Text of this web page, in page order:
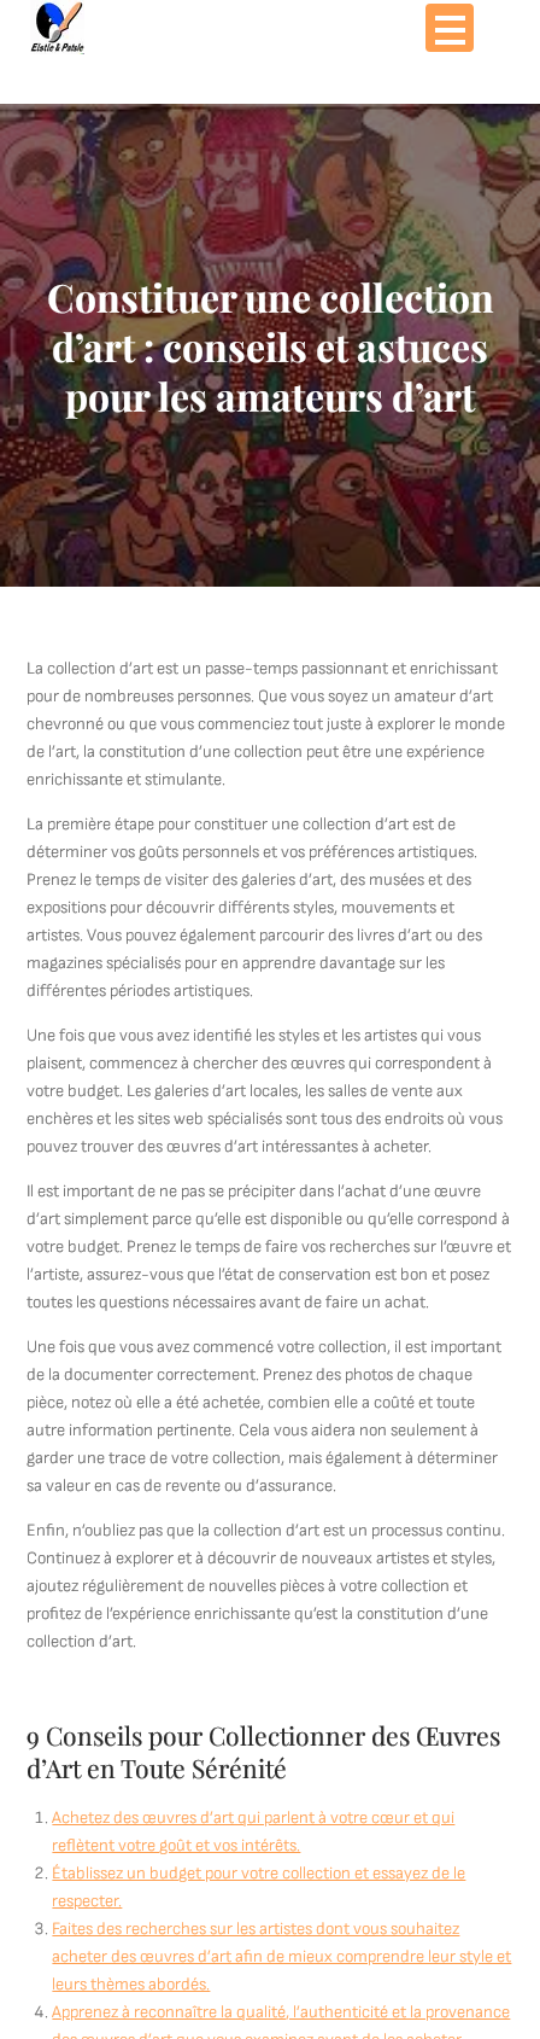
Passer
Constituer une collection
d’art : conseils et astuces
pour les amateurs d’art
La collection d’art est un passe-temps passionnant et enrichissant
pour de nombreuses personnes. Que vous soyez un amateur d’art
chevronné ou que vous commenciez tout juste à explorer le monde
de l’art, la constitution d’une collection peut être une expérience
enrichissante et stimulante.
La première étape pour constituer une collection d’art est de
déterminer vos goûts personnels et vos préférences artistiques.
Prenez le temps de visiter des galeries d’art, des musées et des
expositions pour découvrir différents styles, mouvements et
artistes. Vous pouvez également parcourir des livres d’art ou des
magazines spécialisés pour en apprendre davantage sur les
différentes périodes artistiques.
Une fois que vous avez identifié les styles et les artistes qui vous
plaisent, commencez à chercher des œuvres qui correspondent à
votre budget. Les galeries d’art locales, les salles de vente aux
enchères et les sites web spécialisés sont tous des endroits où vous
pouvez trouver des œuvres d’art intéressantes à acheter.
Il est important de ne pas se précipiter dans l’achat d’une œuvre
d’art simplement parce qu’elle est disponible ou qu’elle correspond à
votre budget. Prenez le temps de faire vos recherches sur l’œuvre et
l’artiste, assurez-vous que l’état de conservation est bon et posez
toutes les questions nécessaires avant de faire un achat.
Une fois que vous avez commencé votre collection, il est important
de la documenter correctement. Prenez des photos de chaque
pièce, notez où elle a été achetée, combien elle a coûté et toute
autre information pertinente. Cela vous aidera non seulement à
garder une trace de votre collection, mais également à déterminer
sa valeur en cas de revente ou d’assurance.
Enfin, n’oubliez pas que la collection d’art est un processus continu.
Continuez à explorer et à découvrir de nouveaux artistes et styles,
ajoutez régulièrement de nouvelles pièces à votre collection et
profitez de l’expérience enrichissante qu’est la constitution d’une
collection d’art.
9 Conseils pour Collectionner des Œuvres
d’Art en Toute Sérénité
Achetez des œuvres d’art qui parlent à votre cœur et qui
reflètent votre goût et vos intérêts.
Établissez un budget pour votre collection et essayez de le
respecter.
Faites des recherches sur les artistes dont vous souhaitez
acheter des œuvres d’art afin de mieux comprendre leur style et
leurs thèmes abordés.
Apprenez à reconnaître la qualité, l’authenticité et la provenance